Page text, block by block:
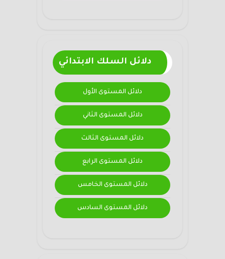
دلائل السلك الابتدائي
دلائل المستوى الأول
دلائل المستوى الثاني
دلائل المستوى الثالث
دلائل المستوى الرابع
دلائل المستوى الخامس
دلائل المستوى السادس